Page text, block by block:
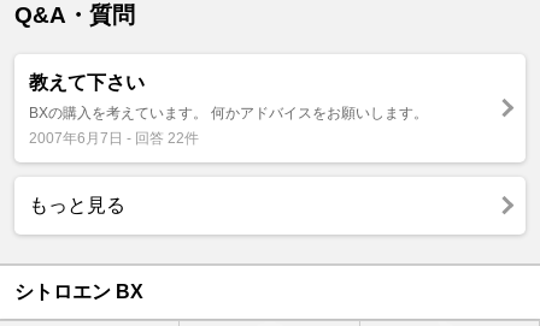
Q&A・質問
教えて下さい
BXの購入を考えています。 何かアドバイスをお願いします。
2007年6月7日 - 回答 22件
もっと見る
シトロエン BX